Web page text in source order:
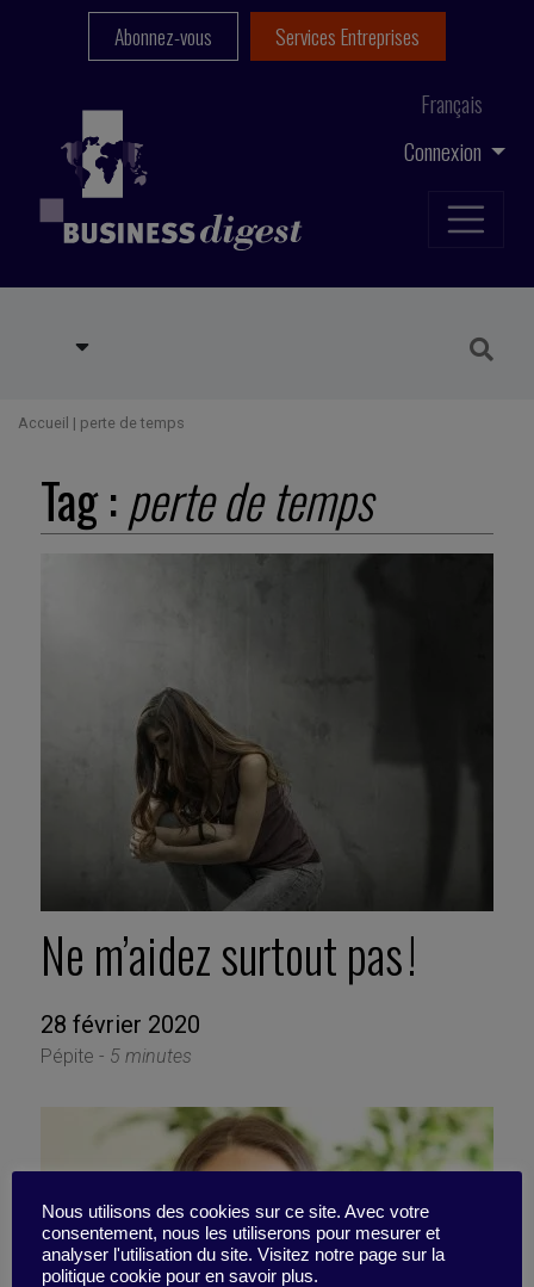
Connexion
Français
Abonnez-vous Services Entreprises
Accueil | perte de temps
Tag :perte de temps
Ne m’aidez surtout pas !
28 février 2020
Pépite - 5 minutes
Nous utilisons des cookies sur ce site. Avec votre
consentement, nous les utiliserons pour mesurer et
analyser l'utilisation du site. Visitez notre page sur la
politique cookie pour en savoir plus.